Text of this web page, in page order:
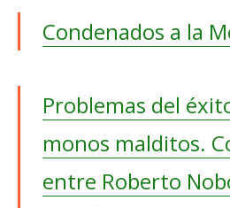
Condenados a la
Problemas del
monos malditos.
entre Roberto